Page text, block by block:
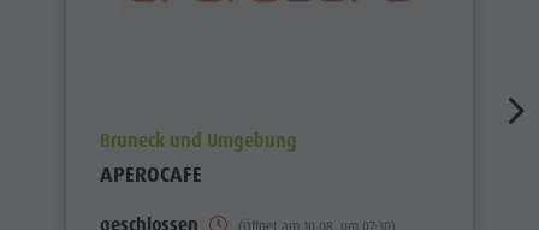
aria.poi_location_prefix
Bruneck und Umgebung
APEROCAFE